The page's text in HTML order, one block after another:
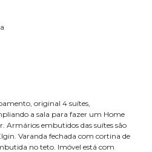
original 4 suítes,
a sala para fazer um Home
Armários embutidos das suítes são
Varanda fechada com cortina de
no teto. Imóvel está com